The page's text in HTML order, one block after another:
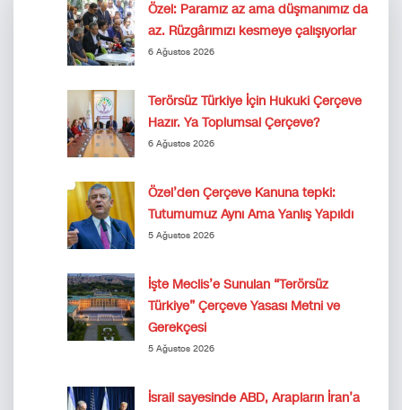
Özel: Paramız az ama düşmanımız da
az. Rüzgârımızı kesmeye çalışıyorlar
6 Ağustos 2026
Terörsüz Türkiye İçin Hukuki Çerçeve
Hazır. Ya Toplumsal Çerçeve?
6 Ağustos 2026
Özel’den Çerçeve Kanuna tepki:
Tutumumuz Aynı Ama Yanlış Yapıldı
5 Ağustos 2026
İşte Meclis’e Sunulan “Terörsüz
Türkiye” Çerçeve Yasası Metni ve
Gerekçesi
5 Ağustos 2026
İsrail sayesinde ABD, Arapların İran’a